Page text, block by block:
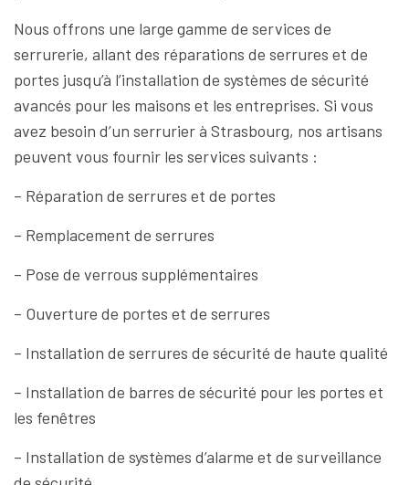
Nous offrons une large gamme de services de
serrurerie, allant des réparations de serrures et de
portes jusqu’à l’installation de systèmes de sécurité
avancés pour les maisons et les entreprises. Si vous
avez besoin d’un serrurier à Strasbourg, nos artisans
peuvent vous fournir les services suivants :
– Réparation de serrures et de portes
– Remplacement de serrures
– Pose de verrous supplémentaires
– Ouverture de portes et de serrures
– Installation de serrures de sécurité de haute qualité
– Installation de barres de sécurité pour les portes et
les fenêtres
– Installation de systèmes d’alarme et de surveillance